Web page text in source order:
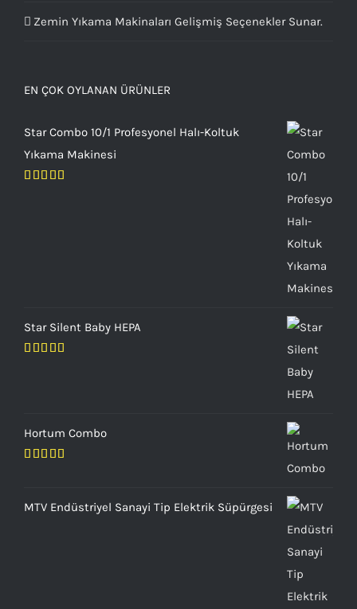
Zemin Yıkama Makinaları Gelişmiş Seçenekler Sunar.
EN ÇOK OYLANAN ÜRÜNLER
Star Combo 10/1 Profesyonel Halı-Koltuk
Yıkama Makinesi
Star Silent Baby HEPA
Hortum Combo
aldı
MTV Endüstriyel Sanayi Tip Elektrik Süpürgesi